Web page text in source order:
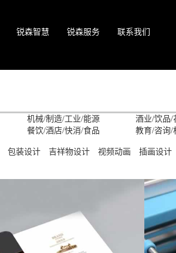
锐森智慧 锐森服务 联系我们
机械/制造/工业/能源
酒业/饮品/
餐饮/酒店/快消/食品 教育/咨询/
包装设计 吉祥物设计 视频动画 插画设计